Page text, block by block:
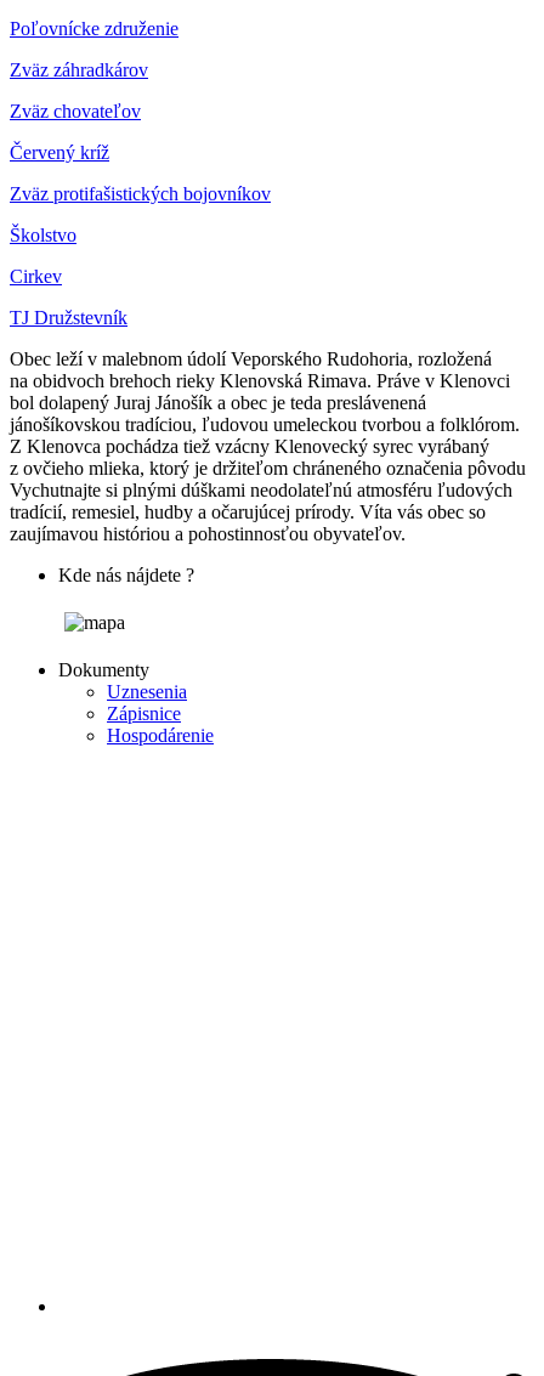
Poľovnícke združenie
Zväz záhradkárov
Zväz chovateľov
Červený kríž
Zväz protifašistických bojovníkov
Školstvo
Cirkev
TJ Družstevník
Obec leží v malebnom údolí Veporského Rudohoria, rozložená
na obidvoch brehoch rieky Klenovská Rimava. Práve v Klenovci
bol dolapený Juraj Jánošík a obec je teda preslávenená
jánošíkovskou tradíciou, ľudovou umeleckou tvorbou a folklórom.
Z Klenovca pochádza tiež vzácny Klenovecký syrec vyrábaný
z ovčieho mlieka, ktorý je držiteľom chráneného označenia pôvodu
Vychutnajte si plnými dúškami neodolateľnú atmosféru ľudových
tradícií, remesiel, hudby a očarujúcej prírody. Víta vás obec so
zaujímavou históriou a pohostinnosťou obyvateľov.
Kde nás nájdete ?
Dokumenty
Uznesenia
Zápisnice
Hospodárenie